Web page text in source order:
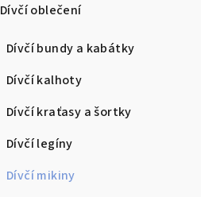
Dívčí oblečení
Dívčí bundy a kabátky
Dívčí kalhoty
Dívčí kraťasy a šortky
Dívčí legíny
Dívčí mikiny